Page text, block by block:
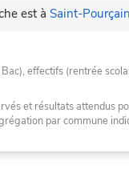
est à Saint-
effectifs (rentrée
et résultats attendus
par commune